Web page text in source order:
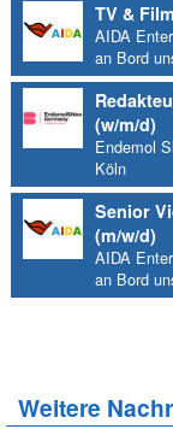
TV &
AIDA
an Bord
(w/m/d)
Endemol
Köln
Senior
(m/w/d)
AIDA
an Bord
Weitere